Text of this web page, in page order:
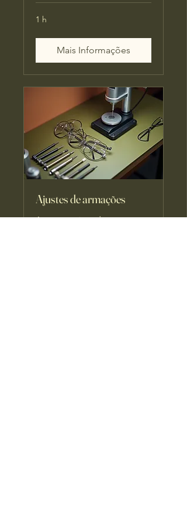
1 h
Mais Informações
Ajustes de armações
Armações ajustadas para sua